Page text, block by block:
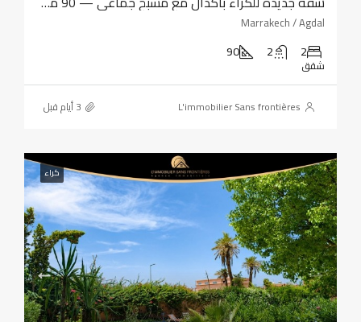
Marrakech / Agdal
2
2
90
شقق
L'immobilier Sans frontières
كراء